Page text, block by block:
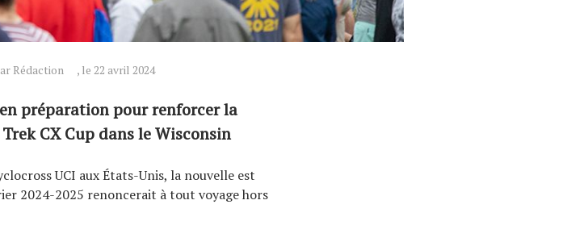
Rédaction , le 22 avril 2024
préparation pour renforcer la
CX Cup dans le Wisconsin
UCI aux États-Unis, la nouvelle est
2024-2025 renoncerait à tout voyage hors